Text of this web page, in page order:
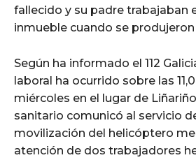
fallecido y su padre trabajaban
inmueble cuando se
Según ha informado el 112
laboral ha ocurrido sobre las
miércoles en el lugar de
sanitario comunicó al servicio
movilización del helicóptero
atención de dos trabajadores